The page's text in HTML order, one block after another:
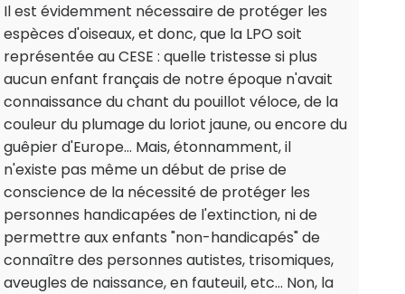
Il est évidemment nécessaire de protéger les
espèces d'oiseaux, et donc, que la LPO soit
représentée au CESE : quelle tristesse si plus
aucun enfant français de notre époque n'avait
connaissance du chant du pouillot véloce, de la
couleur du plumage du loriot jaune, ou encore du
guêpier d'Europe... Mais, étonnamment, il
n'existe pas même un début de prise de
conscience de la nécessité de protéger les
personnes handicapées de l'extinction, ni de
permettre aux enfants "non-handicapés" de
connaître des personnes autistes, trisomiques,
aveugles de naissance, en fauteuil, etc... Non, la